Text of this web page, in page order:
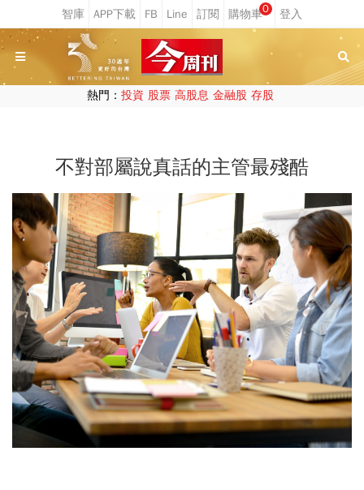
0
熱門： 投資 股票 高股息 金融股 存股
不對部屬說真話的主管最殘酷